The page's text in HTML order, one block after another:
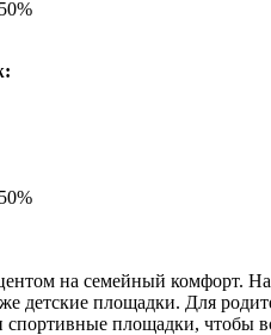
на семейный комфорт.
детские площадки. Для
площадки, чтобы